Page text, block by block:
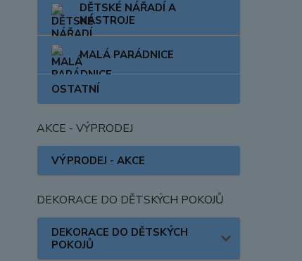
DĚTSKÉ NÁŘADÍ A
NÁSTROJE
MALÁ PARÁDNICE
OSTATNÍ
AKCE - VÝPRODEJ
VÝPRODEJ - AKCE
DEKORACE DO DĚTSKÝCH POKOJŮ
DEKORACE DO DĚTSKÝCH
POKOJŮ